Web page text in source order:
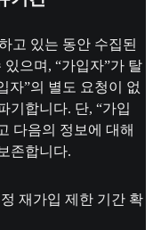
고 있는 동안 수집된
있으며, “가입자”가 탈
자”의 별도 요청이 없
기합니다. 단, “가입
다음의 정보에 대해
존합니다.
재가입 제한 기간 확